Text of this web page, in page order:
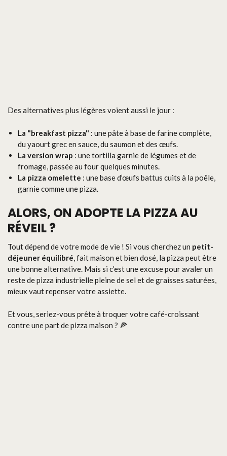
Des alternatives plus légères voient aussi le jour :
La "breakfast pizza" : une pâte à base de farine complète,
du yaourt grec en sauce, du saumon et des œufs.
La version wrap : une tortilla garnie de légumes et de
fromage, passée au four quelques minutes.
La pizza omelette : une base d’œufs battus cuits à la poêle,
garnie comme une pizza.
ALORS, ON ADOPTE LA PIZZA AU
RÉVEIL ?
Tout dépend de votre mode de vie ! Si vous cherchez un petit-
déjeuner équilibré, fait maison et bien dosé, la pizza peut être
une bonne alternative. Mais si c’est une excuse pour avaler un
reste de pizza industrielle pleine de sel et de graisses saturées,
mieux vaut repenser votre assiette.
Et vous, seriez-vous prête à troquer votre café-croissant
contre une part de pizza maison ? 🍕